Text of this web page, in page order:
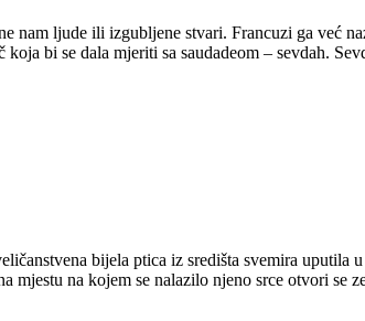
nam ljude ili izgubljene stvari. Francuzi ga već
bi se dala mjeriti sa saudadeom – sevdah.
bijela ptica iz središta svemira uputila
mjestu na kojem se nalazilo njeno srce otvori se